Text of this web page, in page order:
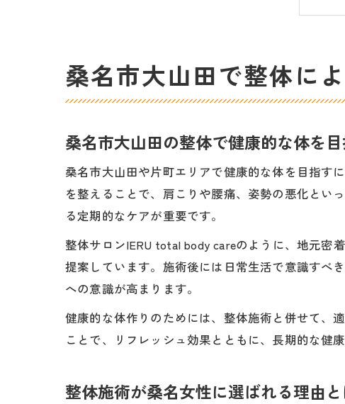
桑名市大山田で整体に
桑名市大山田の整体で健康的な体を
桑名市大山田や片町エリアで健康的な体を目指す
を整えることで、肩こりや腰痛、姿勢の悪化とい
る定期的なケアが重要です。
整体サロンIERU total body careのように、地元密
提案しています。施術後には日常生活で意識すべ
への意識が高まります。
健康的な体作りのためには、整体施術と併せて、
ことで、リフレッシュ効果とともに、長期的な健
整体施術が桑名女性に選ばれる理由